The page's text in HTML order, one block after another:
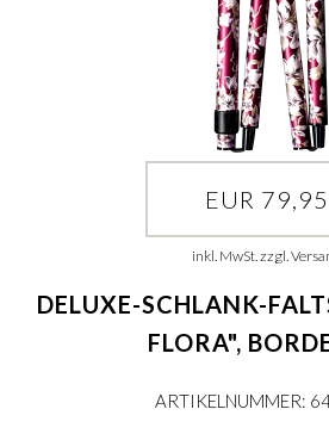
EUR 79,95
inkl. MwSt. zzgl.
DELUXE-SCHLANK-
FLORA",
ARTIKELNUMMER: